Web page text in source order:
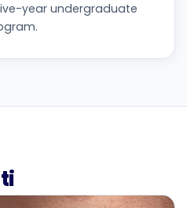
year undergraduate